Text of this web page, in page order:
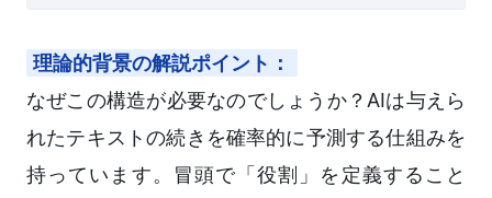
理論的背景の解説ポイント：
なぜこの構造が必要なのでしょうか？AIは与えら
れたテキストの続きを確率的に予測する仕組みを
持っています。冒頭で「役割」を定義すること